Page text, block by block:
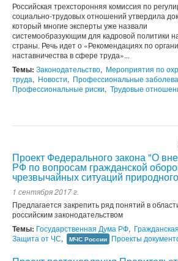
Российская трехсторонняя комиссия по
социально-трудовых отношений утвердила
который многие эксперты уже назвали
системообразующим для кадровой политики
страны. Речь идет о «Рекомендациях по
наставничества в сфере труда»...
Темы: Законодательство, Мероприятия по
труда, Новости, Профессиональные
Профессиональные риски, Трудовые
Проект Федерального закона "О
РФ по вопросам гражданской
чрезвычайных ситуаций
1 сентября 2017 г.
Предлагается закрепить ряд понятий в
российским законодательством
Темы: Государственная Дума РФ,
Защита от ЧС, МЧС России Проекты